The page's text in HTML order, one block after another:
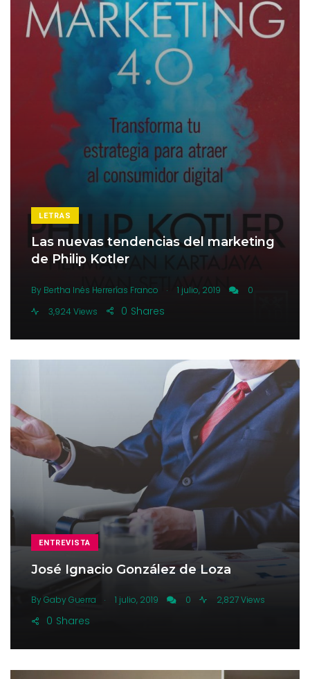
LETRAS
Las nuevas tendencias del marketing
de Philip Kotler
By Bertha Inés Herrerías Franco . 1 julio, 2019
0
3,924 Views
Shares
0
ENTREVISTA
José Ignacio González de Loza
By Gaby Guerra . 1 julio, 2019 0 2,827 Views
Shares
0